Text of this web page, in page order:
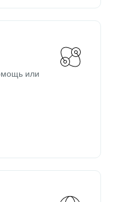
или